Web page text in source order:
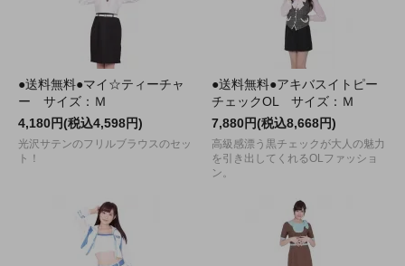
●送料無料●マイ☆ティーチャ
ー サイズ：Ｍ
4,180円(税込4,598円)
光沢サテンのフリルブラウスのセッ
ト！
●送料無料●アキバスイトピー
チェックOL サイズ：Ｍ
7,880円(税込8,668円)
高級感漂う黒チェックが大人の魅力
を引き出してくれるOLファッショ
ン。